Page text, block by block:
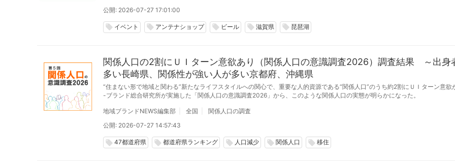
公開: 2026-07-27 17:01:00
local_offer イベント local_offer アンテナショップ local_offer ビール local_offer 滋賀県 local_offer 琵琶湖
関係人口の2割にＵＩターン意欲あり（関係人口の意識調査2026）調査結果 ～出身
多い長崎県、関係性が強い人が多い京都府、沖縄県
“住まない形で地域と関わる”新たなライフスタイルへの関心で、重要な人的資源である“関係人口”のうち約2割にＵＩターン意
-ブランド総合研究所が実施した「関係人口の意識調査2026」から、このような関係人口の実態が明らかになった。
地域ブランドNEWS編集部 全国
関係人口の調査
公開: 2026-07-27 14:57:43
local_offer 47都道府県 local_offer 都道府県ランキング local_offer 人口減少 local_offer 関係人口 local_offer 移住